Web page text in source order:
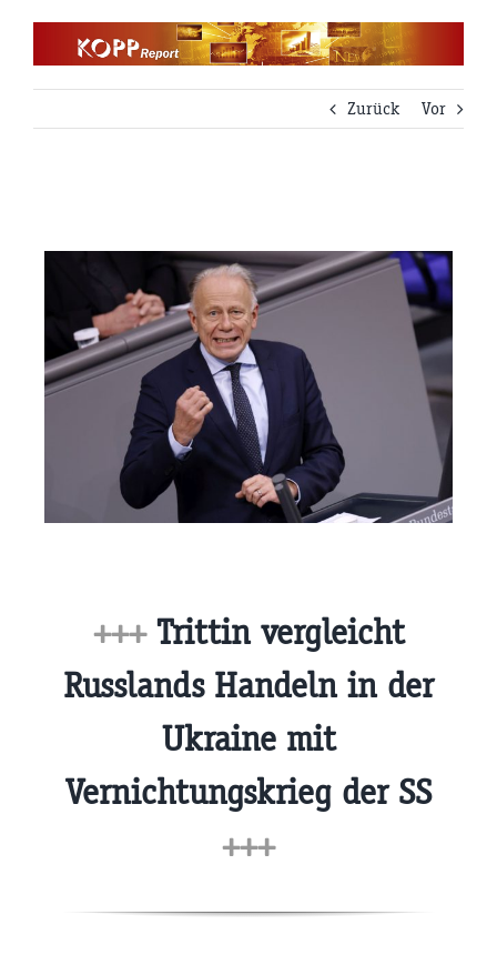
Zurück
Vor
+++Trittin vergleicht
Russlands Handeln in der
Ukraine mit
Vernichtungskrieg der SS
+++